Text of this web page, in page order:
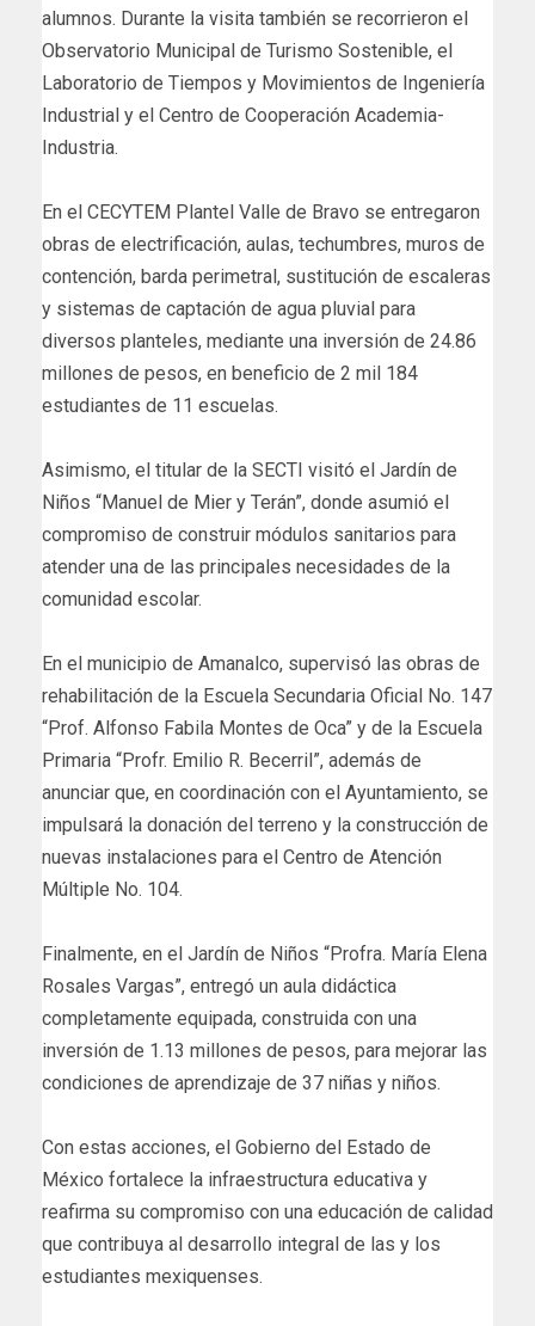
alumnos. Durante la visita también se recorrieron el
Observatorio Municipal de Turismo Sostenible, el
Laboratorio de Tiempos y Movimientos de Ingeniería
Industrial y el Centro de Cooperación Academia-
Industria.
En el CECYTEM Plantel Valle de Bravo se entregaron
obras de electrificación, aulas, techumbres, muros de
contención, barda perimetral, sustitución de escaleras
y sistemas de captación de agua pluvial para
diversos planteles, mediante una inversión de 24.86
millones de pesos, en beneficio de 2 mil 184
estudiantes de 11 escuelas.
Asimismo, el titular de la SECTI visitó el Jardín de
Niños “Manuel de Mier y Terán”, donde asumió el
compromiso de construir módulos sanitarios para
atender una de las principales necesidades de la
comunidad escolar.
En el municipio de Amanalco, supervisó las obras de
rehabilitación de la Escuela Secundaria Oficial No. 147
“Prof. Alfonso Fabila Montes de Oca” y de la Escuela
Primaria “Profr. Emilio R. Becerril”, además de
anunciar que, en coordinación con el Ayuntamiento, se
impulsará la donación del terreno y la construcción de
nuevas instalaciones para el Centro de Atención
Múltiple No. 104.
Finalmente, en el Jardín de Niños “Profra. María Elena
Rosales Vargas”, entregó un aula didáctica
completamente equipada, construida con una
inversión de 1.13 millones de pesos, para mejorar las
condiciones de aprendizaje de 37 niñas y niños.
Con estas acciones, el Gobierno del Estado de
México fortalece la infraestructura educativa y
reafirma su compromiso con una educación de calidad
que contribuya al desarrollo integral de las y los
estudiantes mexiquenses.